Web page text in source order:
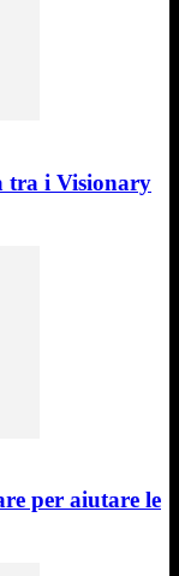
tra i Visionary
per aiutare le